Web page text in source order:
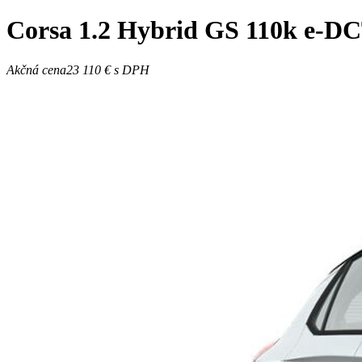
Corsa 1.2 Hybrid GS 110k e-
Akčná cena23 110 €s DPH